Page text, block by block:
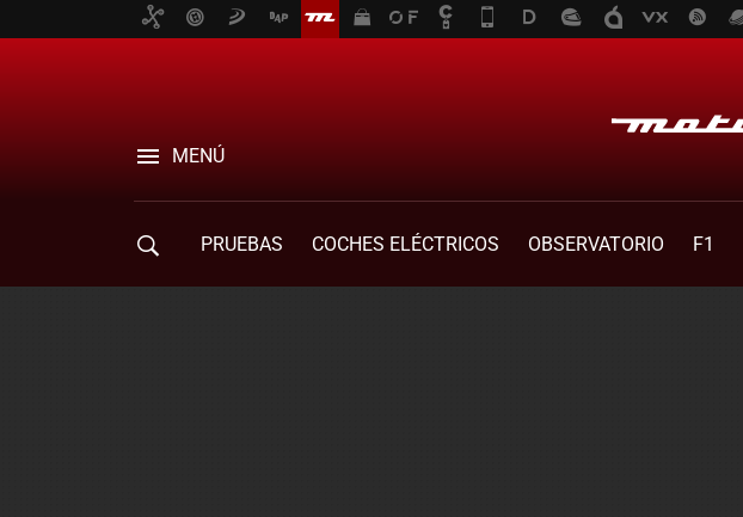
MENÚ
PRUEBAS COCHES ELÉCTRICOS OBSERVATORIO F1